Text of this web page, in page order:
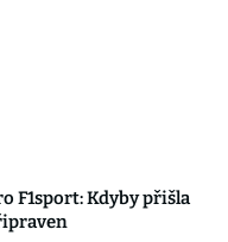
F1sport: Kdyby přišla